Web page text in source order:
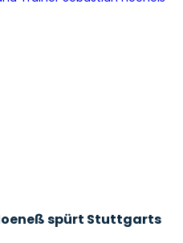
spürt Stuttgarts